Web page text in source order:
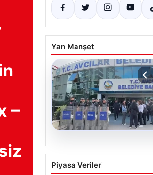
–
Yan Manşet
05.08.2026
Avcılar Belediyesi’ne
operasyon. 12 şüpheli
Piyasa Verileri